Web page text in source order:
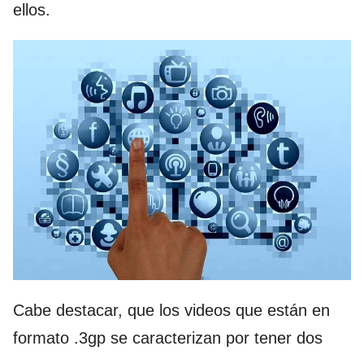
ellos.
Cabe destacar, que los videos que están en
formato .3gp se caracterizan por tener dos